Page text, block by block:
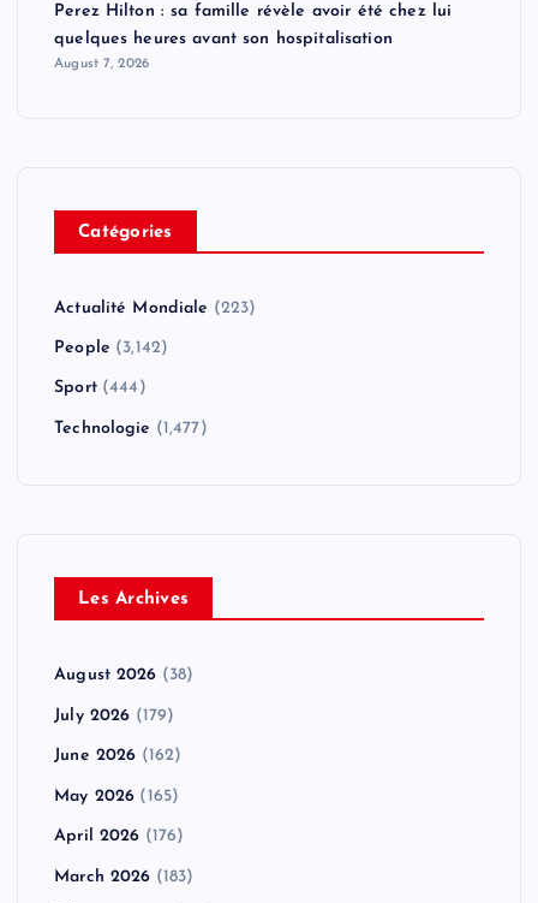
Perez Hilton : sa famille révèle avoir été chez lui
quelques heures avant son hospitalisation
August 7, 2026
Catégories
Actualité Mondiale (223)
People (3,142)
Sport(444)
Technologie (1,477)
Les Archives
August 2026 (38)
July 2026 (179)
June 2026 (162)
May 2026 (165)
April 2026 (176)
March 2026 (183)